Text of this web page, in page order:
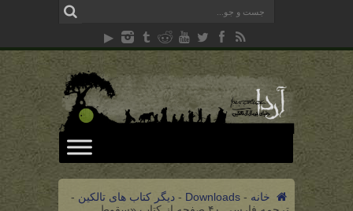
خانه -
Downloads
- دیگر کتاب های تالکین -